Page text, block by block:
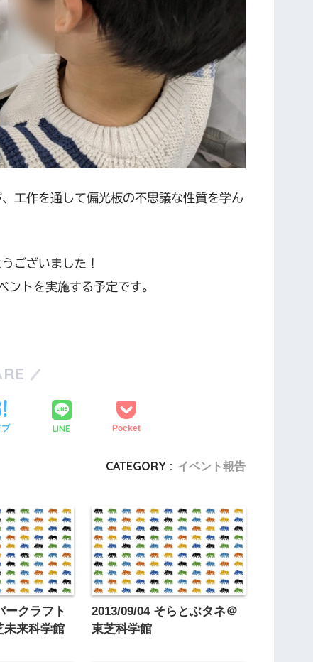
工作を通して偏光板の不思議な性質を学ん
ございました！
トを実施する予定です。
LINE Pocket
CATEGORY : イベント報告
ークラフト
未来科学館
2013/09/04 そらとぶタネ＠
東芝科学館